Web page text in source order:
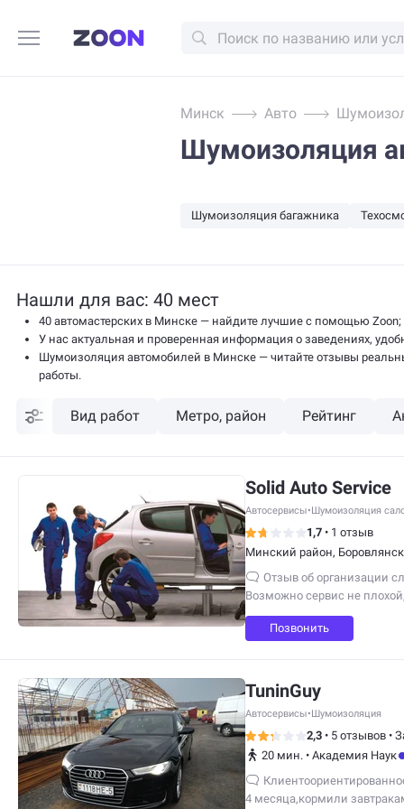
Минск Авто
Шумоизоляция
Шумоизоляция багажника
Нашли для вас: 40 мест
40 автомастерских в Минске — найдите лучшие с помощью Zoon;
У нас актуальная и проверенная информация о заведениях,
Шумоизоляция автомобилей в Минске — читайте отзывы
работы.
Вид работ Метро, район Рейтинг
Solid Auto Service
Автосервисы•Шумоизоляция
1,7 • 1 отзыв
Минский район,
Отзыв об организации
Возможно сервис не
Но Плохая организация
В СУББОТУ ПРОСМОТРЕВ
Позвонить
TuninGuy
Автосервисы•Шумоизоляция
2,3 • 5 отзывов •
20 мин. • Академия Наук
4 месяца,кормили